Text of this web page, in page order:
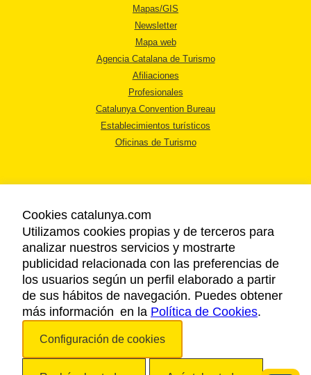
Mapas/GIS
Newsletter
Mapa web
Agencia Catalana de Turismo
Afiliaciones
Profesionales
Catalunya Convention Bureau
Establecimientos turísticos
Oficinas de Turismo
AVISO LEGAL
POLÍTICA DE PRIVACIDAD
COOKIES
ACCESSIBILIDAD
Copyright © 2026. Agencia Catalana de Turismo. Todos los derechos
Cookies catalunya.com
Utilizamos cookies propias y de terceros para
analizar nuestros servicios y mostrarte
publicidad relacionada con las preferencias de
los usuarios según un perfil elaborado a partir
de sus hábitos de navegación. Puedes obtener
más información en la Política de Cookies.
Configuración de cookies